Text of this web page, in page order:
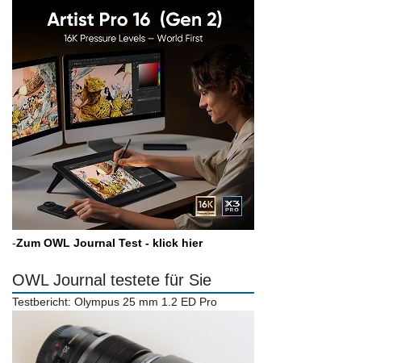
-Zum OWL Journal Test - klick hier
OWL Journal testete für Sie
Testbericht: Olympus 25 mm 1.2 ED Pro